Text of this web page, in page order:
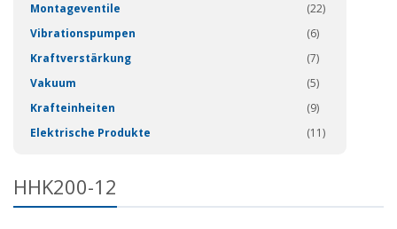
Montageventile
(22)
Vibrationspumpen
(6)
Kraftverstärkung
(7)
Vakuum
(5)
Krafteinheiten
(9)
Elektrische Produkte
(11)
HHK200-12